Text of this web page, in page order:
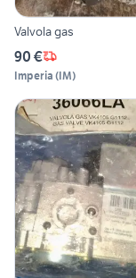
Valvola gas
90 €
Imperia (IM)